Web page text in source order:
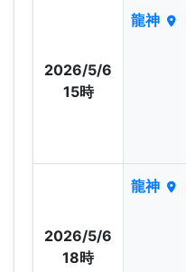
2026/5/6
15時
龍神
2026/5/6
18時
龍神